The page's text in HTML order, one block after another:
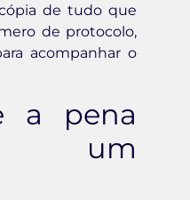
de tudo que
de protocolo,
acompanhar o
a pena
um